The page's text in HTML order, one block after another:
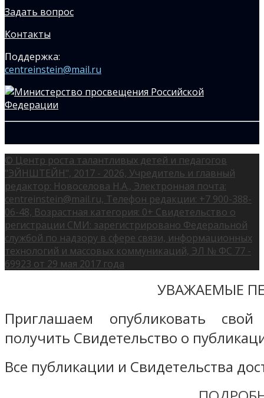
Задать вопрос
Контакты
Поддержка:
centreinstein@mail.ru
© Центр роста талантливых детей и педагогов
"ЭЙНШТЕЙН", 2017 - 2026, Учредитель и главный
редактор: Новоселова Н.А., Электронная почта:
centreinstein@mail.ru, Телефон редакции: +7 900-388-
06-48, Возрастная категория: 0+ Свидетельство о
регистрации СМИ: зарегистрировано Федеральной
службой по надзору в сфере связи, информационных
технологий и массовых коммуникаций, ЭЛ № ФС 77 -
69923 от 29 мая 2017 года
УВАЖАЕМЫЕ
Приглашаем опубликовать
получить Свидетельство о
Все публикации и Свидетельства